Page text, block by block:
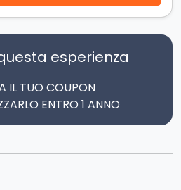
esperienza
IL TUO COUPON
ENTRO 1 ANNO